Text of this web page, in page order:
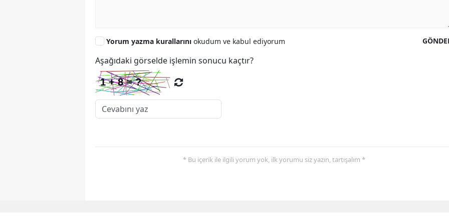
Yorum yazma kurallarını okudum ve kabul ediyorum
Aşağıdaki görselde işlemin sonucu kaçtır?
* Bu içerik ile ilgili yorum yok, ilk yorumu siz yazın, tartışalım *